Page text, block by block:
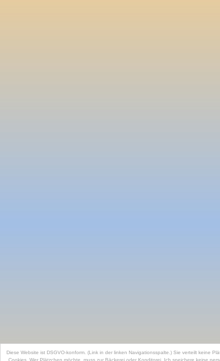
Diese Website ist DSGVO-konform. (Link in der linken Navigationsspalte.) Sie verteilt keine
Cookies. Wer Plätzchen möchte, muss zur Bäckerei oder Konditorei. Ich speichere keine